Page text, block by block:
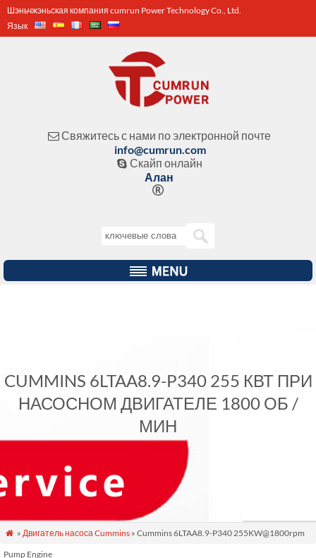
Шэньчжэньская компания cumrun Power Technology Co., Ltd.
Язык
 Свяжитесь с нами по электронной почте
info@cumrun.com
 Скайп онлайн
Алан

CUMMINS 6LTAA8.9-P340 255 КВТ ПРИ
НАСОСНОМ ДВИГАТЕЛЕ 1800 ОБ /
МИН
 » Двигатель насоса Cummins » Cummins 6LTAA8.9-P340 255KW@1800rpm
Pump Engine